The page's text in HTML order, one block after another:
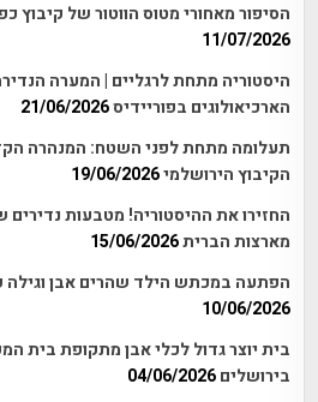
הסיפור מאחורי מטוס הווטור של קיבוץ
11/07/2026
היסטוריה מתחת לרגליים | המערה
הארכיאולוגים בפוריידיס21/06/2026
תעלומה מתחת לפני השטח: המנהרה
הקיבוץ הירושלמי19/06/2026
החזירו את ההיסטוריה! מטבעות
מארצות הברית15/06/2026
הפתעה במכתש הילד שהרים אבן וגילה פסלון
10/06/2026
בית יוצר גדול לכלי אבן מתקופת בית
בירושלים 04/06/2026